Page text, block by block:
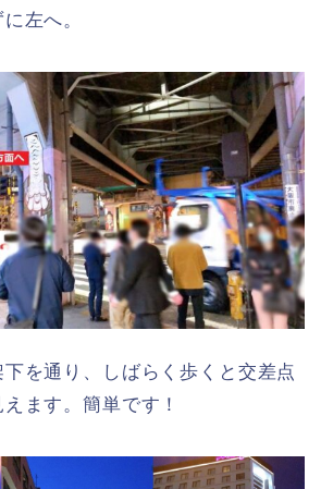
左へ。
を通り、しばらく歩くと交差点
ます。簡単です！